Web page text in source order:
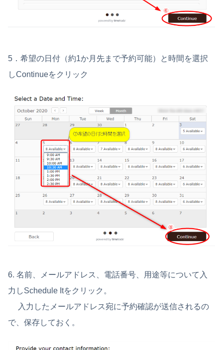
5．希望の日付（約1か月先まで予約可能）と時間を選択
しContinueをクリック
6. 名前、メールアドレス、電話番号、用途等について入
力しSchedule Itをクリック。
入力したメールアドレス宛に予約確認が送信されるの
で、保存しておく。